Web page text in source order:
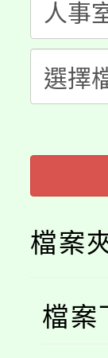
代
轉
《
心
轉
門
踴
桃
要
「
展
檔案
檔案